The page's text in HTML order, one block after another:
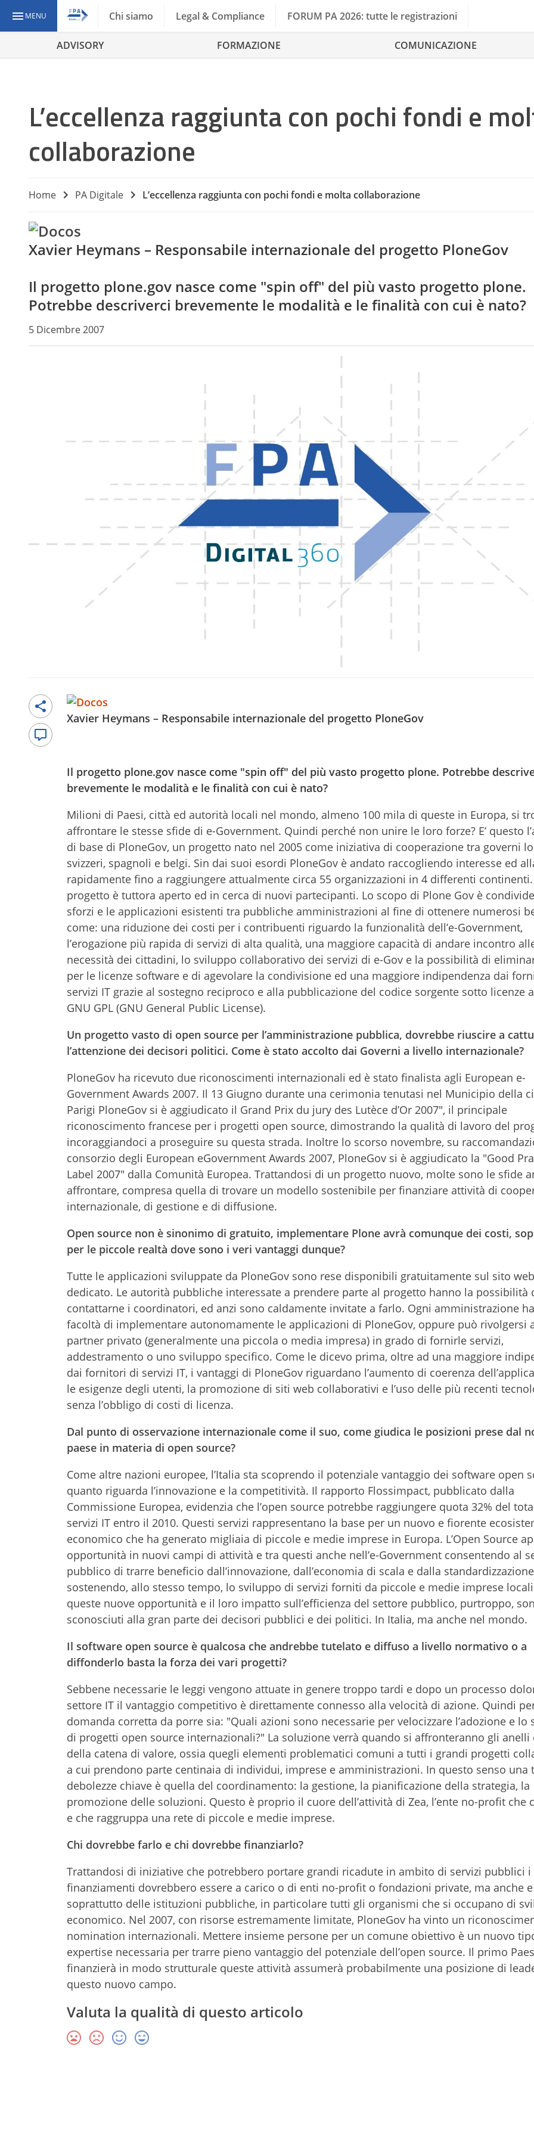
MENU Chi siamo Legal & Compliance FORUM PA 2026: tutte le registrazioni
ADVISORY FORMAZIONE COMUNICAZIONE
L’eccellenza raggiunta con pochi fondi e
collaborazione
Home PA Digitale L’eccellenza raggiunta con pochi fondi e molta collaborazione
Xavier Heymans – Responsabile internazionale del progetto PloneGov
Il progetto plone.gov nasce come "spin off" del più vasto progetto plone.
Potrebbe descriverci brevemente le modalità e le finalità con cui è nato?
5 Dicembre 2007
Xavier Heymans – Responsabile internazionale del progetto PloneGov
Il progetto plone.gov nasce come "spin off" del più vasto progetto plone. Potrebbe
brevemente le modalità e le finalità con cui è nato?
Milioni di Paesi, città ed autorità locali nel mondo, almeno 100 mila di queste in Europa, si
affrontare le stesse sfide di e-Government. Quindi perché non unire le loro forze? E’ questo
di base di PloneGov, un progetto nato nel 2005 come iniziativa di cooperazione tra governi
svizzeri, spagnoli e belgi. Sin dai suoi esordi PloneGov è andato raccogliendo interesse ed
rapidamente fino a raggiungere attualmente circa 55 organizzazioni in 4 differenti
progetto è tuttora aperto ed in cerca di nuovi partecipanti. Lo scopo di Plone Gov è
sforzi e le applicazioni esistenti tra pubbliche amministrazioni al fine di ottenere numerosi
come: una riduzione dei costi per i contribuenti riguardo la funzionalità dell’e-Government,
l’erogazione più rapida di servizi di alta qualità, una maggiore capacità di andare incontro
necessità dei cittadini, lo sviluppo collaborativo dei servizi di e-Gov e la possibilità di
per le licenze software e di agevolare la condivisione ed una maggiore indipendenza dai
servizi IT grazie al sostegno reciproco e alla pubblicazione del codice sorgente sotto licenze
GNU GPL (GNU General Public License).
Un progetto vasto di open source per l’amministrazione pubblica, dovrebbe riuscire a
l’attenzione dei decisori politici. Come è stato accolto dai Governi a livello internazionale?
PloneGov ha ricevuto due riconoscimenti internazionali ed è stato finalista agli European e-
Government Awards 2007. Il 13 Giugno durante una cerimonia tenutasi nel Municipio della
Parigi PloneGov si è aggiudicato il Grand Prix du jury des Lutèce d’Or 2007", il principale
riconoscimento francese per i progetti open source, dimostrando la qualità di lavoro del
incoraggiandoci a proseguire su questa strada. Inoltre lo scorso novembre, su
consorzio degli European eGovernment Awards 2007, PloneGov si è aggiudicato la "Good
Label 2007" dalla Comunità Europea. Trattandosi di un progetto nuovo, molte sono le sfide
affrontare, compresa quella di trovare un modello sostenibile per finanziare attività di
internazionale, di gestione e di diffusione.
Open source non è sinonimo di gratuito, implementare Plone avrà comunque dei costi,
per le piccole realtà dove sono i veri vantaggi dunque?
Tutte le applicazioni sviluppate da PloneGov sono rese disponibili gratuitamente sul sito web
dedicato. Le autorità pubbliche interessate a prendere parte al progetto hanno la possibilità
contattarne i coordinatori, ed anzi sono caldamente invitate a farlo. Ogni amministrazione
facoltà di implementare autonomamente le applicazioni di PloneGov, oppure può rivolgersi
partner privato (generalmente una piccola o media impresa) in grado di fornirle servizi,
addestramento o uno sviluppo specifico. Come le dicevo prima, oltre ad una maggiore
dai fornitori di servizi IT, i vantaggi di PloneGov riguardano l’aumento di coerenza
le esigenze degli utenti, la promozione di siti web collaborativi e l’uso delle più recenti
senza l’obbligo di costi di licenza.
Dal punto di osservazione internazionale come il suo, come giudica le posizioni prese dal
paese in materia di open source?
Come altre nazioni europee, l’Italia sta scoprendo il potenziale vantaggio dei software open
quanto riguarda l’innovazione e la competitività. Il rapporto Flossimpact, pubblicato dalla
Commissione Europea, evidenzia che l’open source potrebbe raggiungere quota 32% del
servizi IT entro il 2010. Questi servizi rappresentano la base per un nuovo e fiorente
economico che ha generato migliaia di piccole e medie imprese in Europa. L’Open Source
opportunità in nuovi campi di attività e tra questi anche nell’e-Government consentendo al
pubblico di trarre beneficio dall’innovazione, dall’economia di scala e dalla
sostenendo, allo stesso tempo, lo sviluppo di servizi forniti da piccole e medie imprese
queste nuove opportunità e il loro impatto sull’efficienza del settore pubblico, purtroppo,
sconosciuti alla gran parte dei decisori pubblici e dei politici. In Italia, ma anche nel mondo.
Il software open source è qualcosa che andrebbe tutelato e diffuso a livello normativo o a
diffonderlo basta la forza dei vari progetti?
Sebbene necessarie le leggi vengono attuate in genere troppo tardi e dopo un processo
settore IT il vantaggio competitivo è direttamente connesso alla velocità di azione. Quindi
domanda corretta da porre sia: "Quali azioni sono necessarie per velocizzare l’adozione e lo
di progetti open source internazionali?" La soluzione verrà quando si affronteranno gli anelli
della catena di valore, ossia quegli elementi problematici comuni a tutti i grandi progetti
a cui prendono parte centinaia di individui, imprese e amministrazioni. In questo senso una
debolezze chiave è quella del coordinamento: la gestione, la pianificazione della strategia, la
promozione delle soluzioni. Questo è proprio il cuore dell’attività di Zea, l’ente no-profit che
e che raggruppa una rete di piccole e medie imprese.
Chi dovrebbe farlo e chi dovrebbe finanziarlo?
Trattandosi di iniziative che potrebbero portare grandi ricadute in ambito di servizi pubblici i
finanziamenti dovrebbero essere a carico o di enti no-profit o fondazioni private, ma anche e
soprattutto delle istituzioni pubbliche, in particolare tutti gli organismi che si occupano di
economico. Nel 2007, con risorse estremamente limitate, PloneGov ha vinto un
nomination internazionali. Mettere insieme persone per un comune obiettivo è un nuovo
expertise necessaria per trarre pieno vantaggio del potenziale dell’open source. Il primo
finanzierà in modo strutturale queste attività assumerà probabilmente una posizione di
questo nuovo campo.
Valuta la qualità di questo articolo